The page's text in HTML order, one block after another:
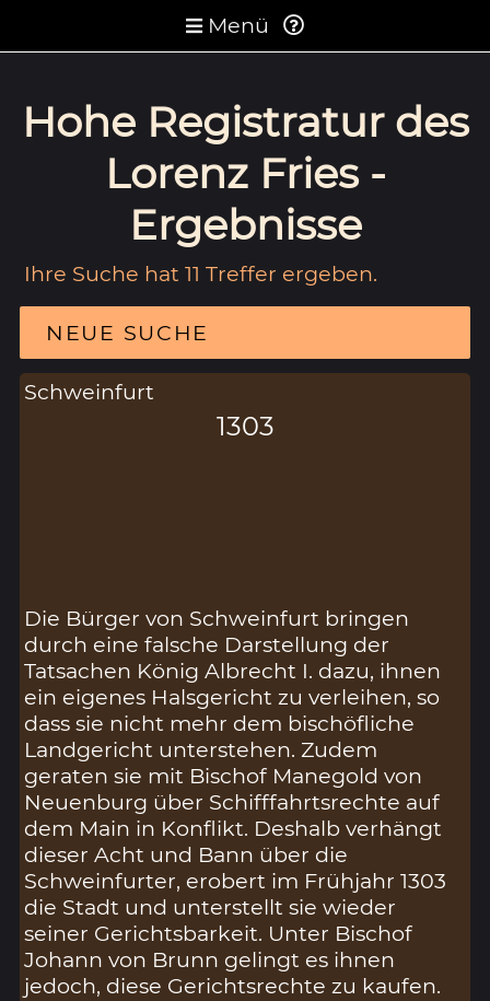
Menü
Hohe Registratur des
Lorenz Fries -
Ergebnisse
Ihre Suche hat 11 Treffer ergeben.
NEUE SUCHE
Schweinfurt
1303
Die Bürger von Schweinfurt bringen
durch eine falsche Darstellung der
Tatsachen König Albrecht I. dazu, ihnen
ein eigenes Halsgericht zu verleihen, so
dass sie nicht mehr dem bischöfliche
Landgericht unterstehen. Zudem
geraten sie mit Bischof Manegold von
Neuenburg über Schifffahrtsrechte auf
dem Main in Konflikt. Deshalb verhängt
dieser Acht und Bann über die
Schweinfurter, erobert im Frühjahr 1303
die Stadt und unterstellt sie wieder
seiner Gerichtsbarkeit. Unter Bischof
Johann von Brunn gelingt es ihnen
jedoch, diese Gerichtsrechte zu kaufen.